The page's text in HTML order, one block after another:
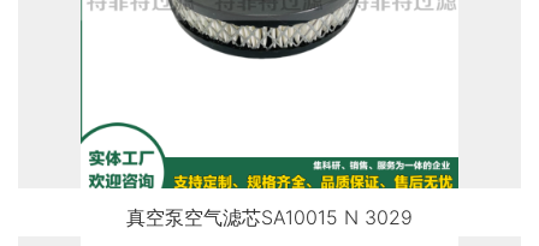
真空泵空气滤芯SA10015 N 3029